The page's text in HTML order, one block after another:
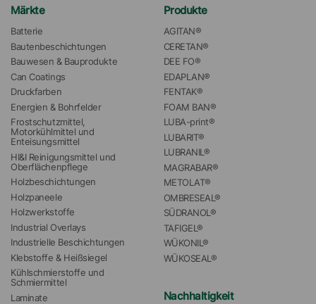
Märkte
Batterie
Bautenbeschichtungen
Bauwesen & Bauprodukte
Can Coatings
Druckfarben
Energien & Bohrfelder
Frostschutzmittel,
Motorkühlmittel und
Enteisungsmittel
HI&I Reinigungsmittel und
Oberflächenpflege
Holzbeschichtungen
Holzpaneele
Holzwerkstoffe
Industrial Overlays
Industrielle Beschichtungen
Klebstoffe & Heißsiegel
Kühlschmierstoffe und
Schmiermittel
Laminate
Produkte
AGITAN®
CERETAN®
DEE FO®
EDAPLAN®
FENTAK®
FOAM BAN®
LUBA-print®
LUBARIT®
LUBRANIL®
MAGRABAR®
METOLAT®
OMBRESEAL®
SÜDRANOL®
TAFIGEL®
WÜKONIL®
WÜKOSEAL®
Nachhaltigkeit